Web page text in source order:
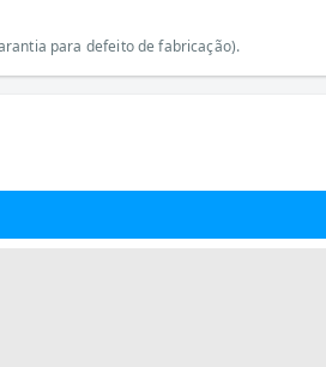
para defeito de fabricação).